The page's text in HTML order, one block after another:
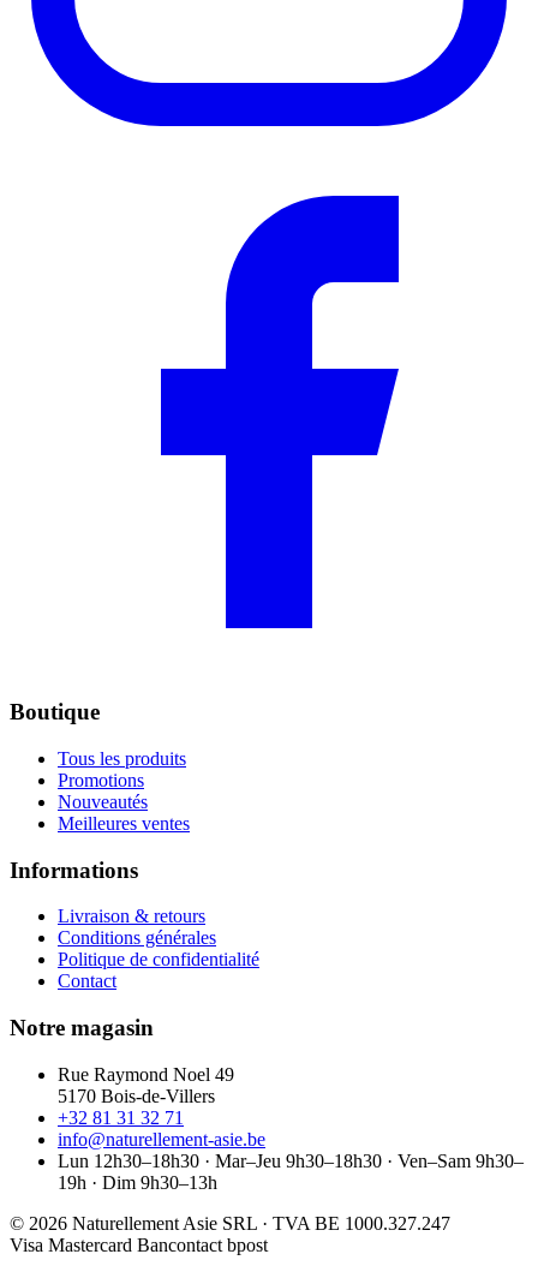
Boutique
Tous les produits
Promotions
Nouveautés
Meilleures ventes
Informations
Livraison & retours
Conditions générales
Politique de confidentialité
Contact
Notre magasin
Rue Raymond Noel 49
5170 Bois-de-Villers
+32 81 31 32 71
info@naturellement-asie.be
Lun 12h30–18h30 · Mar–Jeu 9h30–18h30 · Ven–Sam 9h30–
19h · Dim 9h30–13h
© 2026 Naturellement Asie SRL · TVA BE 1000.327.247
Visa Mastercard Bancontact bpost